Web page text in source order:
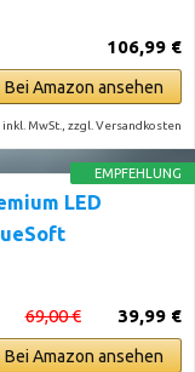
106,99 €
Bei Amazon ansehen
inkl. MwSt., zzgl. Versandkosten
EMPFEHLUNG
LED
39,99 €
69,00 €
Bei Amazon ansehen